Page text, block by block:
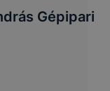
Gépipari